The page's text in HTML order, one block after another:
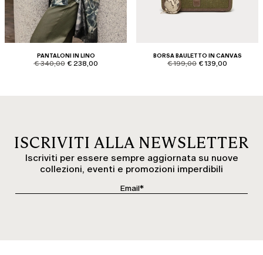
PANTALONI IN LINO
product.price.original
€ 340,00 product.price.sale
€ 238,00
BORSA BAULETTO IN CANVAS
product.price.original
€ 199,00 product.price.sale
€ 139,00
ISCRIVITI ALLA NEWSLETTER
Iscriviti per essere sempre aggiornata su nuove
collezioni, eventi e promozioni imperdibili